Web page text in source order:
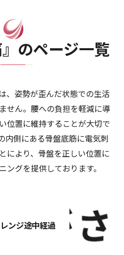
のページ一覧
、姿勢が歪んだ状態での生活
せん。腰への負担を軽減に導
位置に維持することが大切で
内側にある骨盤底筋に電気刺
により、骨盤を正しい位置に
グを提供しております。
ンジ途中経過